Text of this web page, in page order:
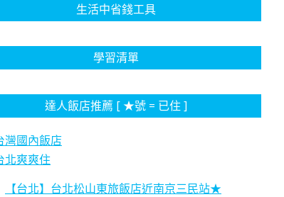
生活中省錢工具
學習清單
達人飯店推薦 [ ★號 = 已住 ]
灣國內飯店
北爽爽住
【台北】台北松山東旅飯店近南京三民站★